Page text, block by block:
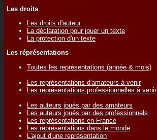
Les droits
Les droits d'auteur
La déclaration pour jouer un texte
La protection d'un texte
Les réprésentations
Toutes les représentations (année & mois)
Les représentations d'amateurs à venir
Les représentations professionnelles à venir
Les auteurs joués par des amateurs
Les auteurs joués par des professionnels
Les représentations en France
Les représentations dans le monde
L'ajout d'une représentation